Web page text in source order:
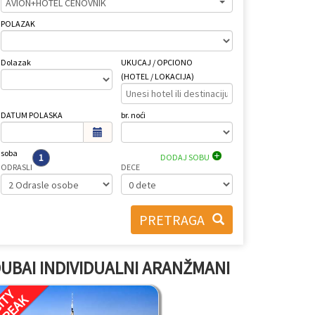
POLAZAK
Dolazak
UKUCAJ / OPCIONO
(HOTEL / LOKACIJA)
DATUM POLASKA br. noći
soba 1
DODAJ SOBU
ODRASLI
DECE
PRETRAGA
INDIVIDUALNI ARANŽMANI